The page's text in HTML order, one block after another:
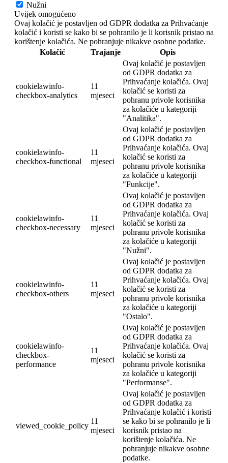
Nužni
Uvijek omogućeno
Ovaj kolačić je postavljen od GDPR dodatka za Prihvaćanje
kolačić i koristi se kako bi se pohranilo je li korisnik pristao na
korištenje kolačića. Ne pohranjuje nikakve osobne podatke.
Kolačić
Trajanje Opis
cookielawinfo-
checkbox-analytics
11
mjeseci
Ovaj kolačić je postavljen
od GDPR dodatka za
Prihvaćanje kolačića. Ovaj
kolačić se koristi za
pohranu privole korisnika
za kolačiće u kategoriji
"Analitika".
cookielawinfo-
checkbox-functional
11
mjeseci
Ovaj kolačić je postavljen
od GDPR dodatka za
Prihvaćanje kolačića. Ovaj
kolačić se koristi za
pohranu privole korisnika
za kolačiće u kategoriji
"Funkcije".
cookielawinfo-
checkbox-necessary
11
mjeseci
Ovaj kolačić je postavljen
od GDPR dodatka za
Prihvaćanje kolačića. Ovaj
kolačić se koristi za
pohranu privole korisnika
za kolačiće u kategoriji
"Nužni".
cookielawinfo-
checkbox-others
11
mjeseci
Ovaj kolačić je postavljen
od GDPR dodatka za
Prihvaćanje kolačića. Ovaj
kolačić se koristi za
pohranu privole korisnika
za kolačiće u kategoriji
"Ostalo".
cookielawinfo-
checkbox-
performance
11
mjeseci
Ovaj kolačić je postavljen
od GDPR dodatka za
Prihvaćanje kolačića. Ovaj
kolačić se koristi za
pohranu privole korisnika
za kolačiće u kategoriji
"Performanse".
viewed_cookie_policy
11
mjeseci
Ovaj kolačić je postavljen
od GDPR dodatka za
Prihvaćanje kolačić i koristi
se kako bi se pohranilo je li
korisnik pristao na
korištenje kolačića. Ne
pohranjuje nikakve osobne
podatke.